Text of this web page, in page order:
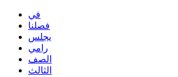
في
فصلنا
يجلس
رامي
الصف
الثالث